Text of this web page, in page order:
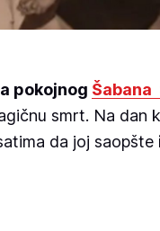
pokojnog Šabana
smrt. Na dan
da joj saopšte